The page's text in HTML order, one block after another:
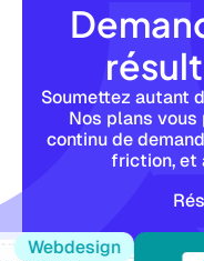
Soumettez autant
Nos plans
continu de
friction, et